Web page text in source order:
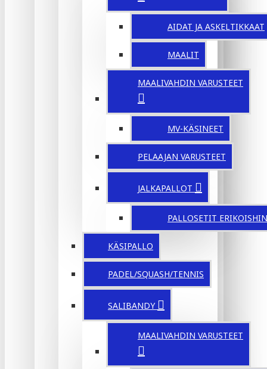
AIDAT JA ASKELTIKKAAT
MAALIT
MAALIVAHDIN VARUSTEET
MV-KÄSINEET
PELAAJAN VARUSTEET
JALKAPALLOT
PALLOSETIT
KÄSIPALLO
PADEL/SQUASH/TENNIS
SALIBANDY
MAALIVAHDIN VARUSTEET